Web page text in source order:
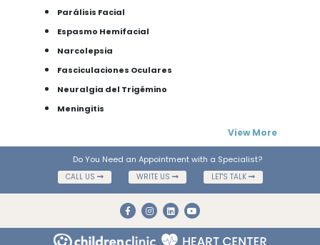
Parálisis Facial
Espasmo Hemifacial
Narcolepsia
Fasciculaciones Oculares
Neuralgia del Trigémino
Meningitis
View More
Do You Need an Appointment with a Specialist?
CALL US WRITE US LET'S TALK